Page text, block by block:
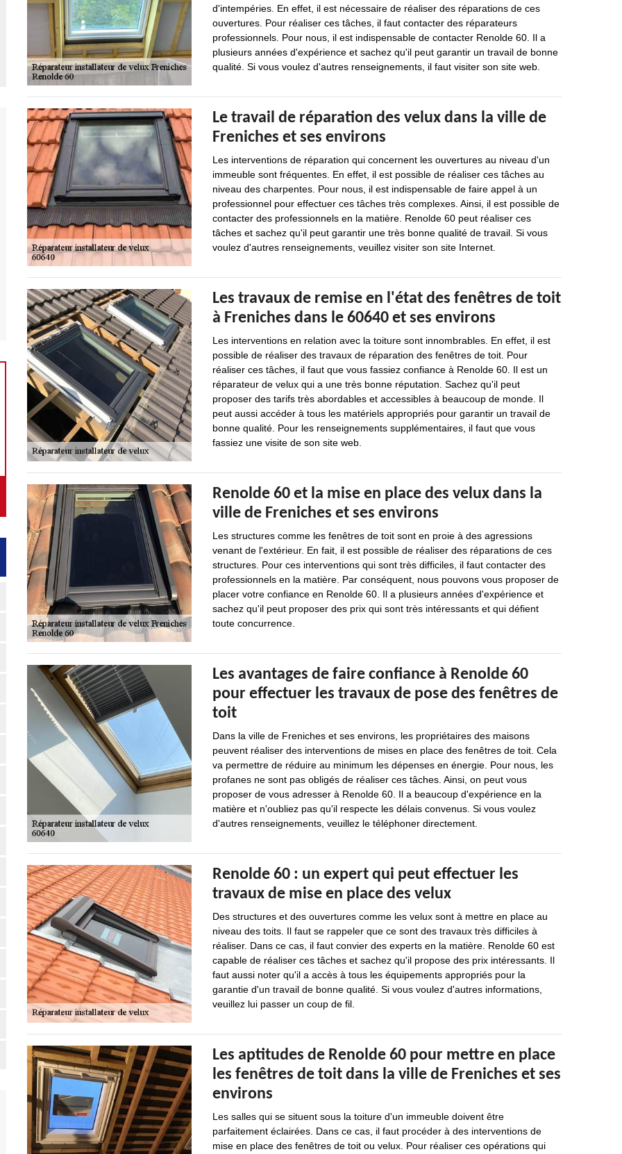
d'intempéries. En effet, il est nécessaire de réaliser des réparations de ces
ouvertures. Pour réaliser ces tâches, il faut contacter des réparateurs
professionnels. Pour nous, il est indispensable de contacter Renolde 60. Il a
plusieurs années d'expérience et sachez qu'il peut garantir un travail de bonne
qualité. Si vous voulez d'autres renseignements, il faut visiter son site web.
Le travail de réparation des velux dans la ville de
Freniches et ses environs
Les interventions de réparation qui concernent les ouvertures au niveau d'un
immeuble sont fréquentes. En effet, il est possible de réaliser ces tâches au
niveau des charpentes. Pour nous, il est indispensable de faire appel à un
professionnel pour effectuer ces tâches très complexes. Ainsi, il est possible de
contacter des professionnels en la matière. Renolde 60 peut réaliser ces
tâches et sachez qu'il peut garantir une très bonne qualité de travail. Si vous
voulez d'autres renseignements, veuillez visiter son site Internet.
Les travaux de remise en l'état des fenêtres de toit
à Freniches dans le 60640 et ses environs
Les interventions en relation avec la toiture sont innombrables. En effet, il est
possible de réaliser des travaux de réparation des fenêtres de toit. Pour
réaliser ces tâches, il faut que vous fassiez confiance à Renolde 60. Il est un
réparateur de velux qui a une très bonne réputation. Sachez qu'il peut
proposer des tarifs très abordables et accessibles à beaucoup de monde. Il
peut aussi accéder à tous les matériels appropriés pour garantir un travail de
bonne qualité. Pour les renseignements supplémentaires, il faut que vous
fassiez une visite de son site web.
Renolde 60 et la mise en place des velux dans la
ville de Freniches et ses environs
Les structures comme les fenêtres de toit sont en proie à des agressions
venant de l'extérieur. En fait, il est possible de réaliser des réparations de ces
structures. Pour ces interventions qui sont très difficiles, il faut contacter des
professionnels en la matière. Par conséquent, nous pouvons vous proposer de
placer votre confiance en Renolde 60. Il a plusieurs années d'expérience et
sachez qu'il peut proposer des prix qui sont très intéressants et qui défient
toute concurrence.
Les avantages de faire confiance à Renolde 60
pour effectuer les travaux de pose des fenêtres de
toit
Dans la ville de Freniches et ses environs, les propriétaires des maisons
peuvent réaliser des interventions de mises en place des fenêtres de toit. Cela
va permettre de réduire au minimum les dépenses en énergie. Pour nous, les
profanes ne sont pas obligés de réaliser ces tâches. Ainsi, on peut vous
proposer de vous adresser à Renolde 60. Il a beaucoup d'expérience en la
matière et n'oubliez pas qu'il respecte les délais convenus. Si vous voulez
d'autres renseignements, veuillez le téléphoner directement.
Renolde 60 : un expert qui peut effectuer les
travaux de mise en place des velux
Des structures et des ouvertures comme les velux sont à mettre en place au
niveau des toits. Il faut se rappeler que ce sont des travaux très difficiles à
réaliser. Dans ce cas, il faut convier des experts en la matière. Renolde 60 est
capable de réaliser ces tâches et sachez qu'il propose des prix intéressants. Il
faut aussi noter qu'il a accès à tous les équipements appropriés pour la
garantie d'un travail de bonne qualité. Si vous voulez d'autres informations,
veuillez lui passer un coup de fil.
Les aptitudes de Renolde 60 pour mettre en place
les fenêtres de toit dans la ville de Freniches et ses
environs
Les salles qui se situent sous la toiture d'un immeuble doivent être
parfaitement éclairées. Dans ce cas, il faut procéder à des interventions de
mise en place des fenêtres de toit ou velux. Pour réaliser ces opérations qui